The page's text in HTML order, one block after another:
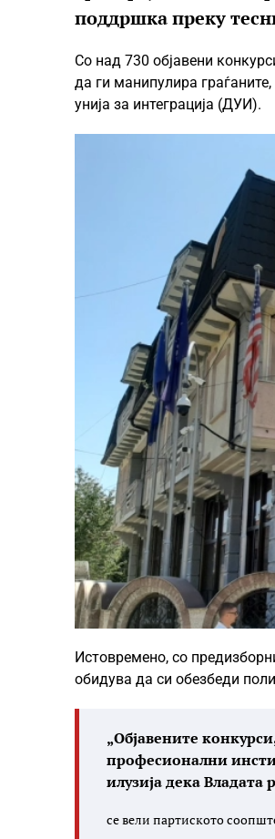
поддршка преку
Со над 730 објавени
да ги манипулира
унија за интеграција (ДУИ).
Истовремено, со
обидува да си обезбеди
„Објавените
професионални
илузија дека Владата
се вели партиското